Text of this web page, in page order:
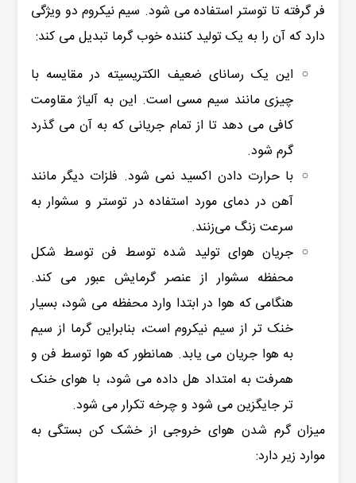
فر گرفته تا توستر استفاده می شود. سیم نیکروم دو ویژگی
دارد که آن را به یک تولید کننده خوب گرما تبدیل می کند:
این یک رسانای ضعیف الکتریسیته در مقایسه با
چیزی مانند سیم مسی است. این به آلیاژ مقاومت
کافی می دهد تا از تمام جریانی که به آن می گذرد
گرم شود.
با حرارت دادن اکسید نمی شود. فلزات دیگر مانند
آهن در دمای مورد استفاده در توستر و سشوار به
سرعت زنگ می‌زنند.
جریان هوای تولید شده توسط فن توسط شکل
محفظه سشوار از عنصر گرمایش عبور می کند.
هنگامی که هوا در ابتدا وارد محفظه می شود، بسیار
خنک تر از سیم نیکروم است، بنابراین گرما از سیم
به هوا جریان می یابد. همانطور که هوا توسط فن و
همرفت به امتداد هل داده می شود، با هوای خنک
تر جایگزین می شود و چرخه تکرار می شود.
میزان گرم شدن هوای خروجی از خشک کن بستگی به
موارد زیر دارد: